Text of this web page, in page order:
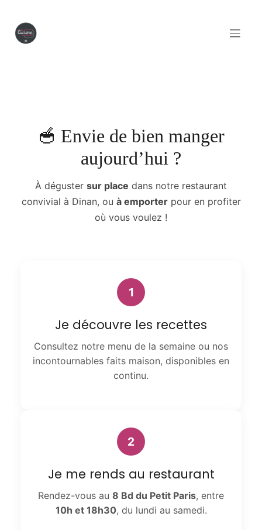
🥣 Envie de bien manger
aujourd’hui ?
À déguster sur place dans notre restaurant
convivial à Dinan, ou à emporterpour en profiter
où vous voulez !
1
Je découvre les recettes
Consultez notre menu de la semaine ou nos
incontournables faits maison, disponibles en
continu.
2
Je me rends au restaurant
Rendez-vous au 8 Bd du Petit Paris, entre
10h et 18h30, du lundi au samedi.